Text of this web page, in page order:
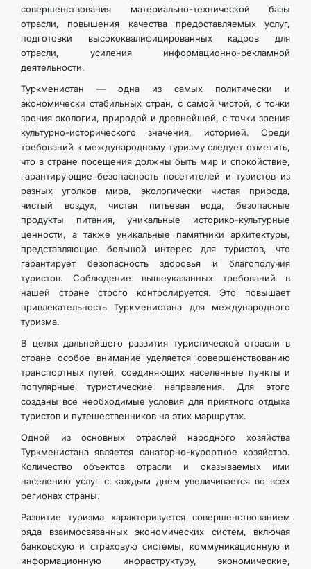
совершенствования материально-технической базы
отрасли, повышения качества предоставляемых услуг,
подготовки высококвалифицированных кадров для
отрасли, усиления информационно-рекламной
деятельности.
Туркменистан — одна из самых политически и
экономически стабильных стран, с самой чистой, с точки
зрения экологии, природой и древнейшей, с точки зрения
культурно-исторического значения, историей. Среди
требований к международному туризму следует отметить,
что в стране посещения должны быть мир и спокойствие,
гарантирующие безопасность посетителей и туристов из
разных уголков мира, экологически чистая природа,
чистый воздух, чистая питьевая вода, безопасные
продукты питания, уникальные историко-культурные
ценности, а также уникальные памятники архитектуры,
представляющие большой интерес для туристов, что
гарантирует безопасность здоровья и благополучия
туристов. Соблюдение вышеуказанных требований в
нашей стране строго контролируется. Это повышает
привлекательность Туркменистана для международного
туризма.
В целях дальнейшего развития туристической отрасли в
стране особое внимание уделяется совершенствованию
транспортных путей, соединяющих населенные пункты и
популярные туристические направления. Для этого
созданы все необходимые условия для приятного отдыха
туристов и путешественников на этих маршрутах.
Одной из основных отраслей народного хозяйства
Туркменистана является санаторно-курортное хозяйство.
Количество объектов отрасли и оказываемых ими
населению услуг с каждым днем увеличивается во всех
регионах страны.
Развитие туризма характеризуется совершенствованием
ряда взаимосвязанных экономических систем, включая
банковскую и страховую системы, коммуникационную и
информационную инфраструктуру, экономические,